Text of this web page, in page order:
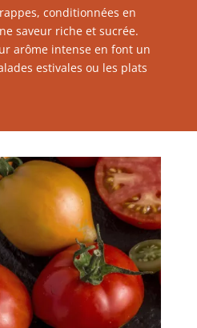
conditionnées en
saveur riche et sucrée.
arôme intense en font un
estivales ou les plats